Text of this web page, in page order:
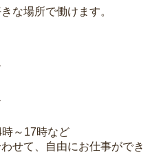
な場所で働けます。
～17時など
せて、自由にお仕事ができ